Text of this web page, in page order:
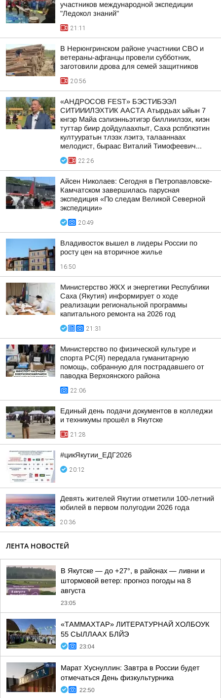
участников международной экспедиции
"Ледокол знаний"
21:11
В Нерюнгринском районе участники СВО и
ветераны-афганцы провели субботник,
заготовили дрова для семей защитников
20:56
«АНДРОСОВ FEST» БЭСТИБЭЭЛ
СИТИИИЛЭХТИК ААСТА Атырдьах ыйын 7
кнгэр Майа сэлиэнньэтигэр биллиилээх, киэн
туттар биир дойдулаахпыт, Саха рспблкэтин
култууратын тлээх лэитэ, талааннаах
мелодист, быраас Виталий Тимофеевич...
22:26
Айсен Николаев: Сегодня в Петропавловске-
Камчатском завершилась парусная
экспедиция «По следам Великой Северной
экспедиции»
20:49
Владивосток вышел в лидеры России по
росту цен на вторичное жилье
16:50
Министерство ЖКХ и энергетики Республики
Саха (Якутия) информирует о ходе
реализации региональной программы
капитального ремонта на 2026 год
21:31
Министерство по физической культуре и
спорта РС(Я) передала гуманитарную
помощь, собранную для пострадавшего от
паводка Верхоянского района
22:06
Единый день подачи документов в колледжи
и техникумы прошёл в Якутске
21:28
#цикЯкутии_ЕДГ2026
20:12
Девять жителей Якутии отметили 100-летний
юбилей в первом полугодии 2026 года
20:36
ЛЕНТА НОВОСТЕЙ
В Якутске — до +27°, в районах — ливни и
штормовой ветер: прогноз погоды на 8
августа
23:05
«ТАММАХТАР» ЛИТЕРАТУРНАЙ ХОЛБОУК
55 СЫЛЛААХ БЛЙЭ
23:04
Марат Хуснуллин: Завтра в России будет
отмечаться День физкультурника
22:50